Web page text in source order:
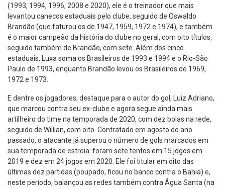
(1993, 1994, 1996, 2008 e 2020), ele é o treinador que mais
levantou canecos estaduais pelo clube, seguido de Oswaldo
Brandão (que faturou os de 1947, 1959, 1972 e 1974), e também
é o maior campeão da história do clube no geral, com oito títulos,
seguido também de Brandão, com sete. Além dos cinco
estaduais, Luxa soma os Brasileiros de 1993 e 1994 e o Rio-São
Paulo de 1993, enquanto Brandão levou os Brasileiros de 1969,
1972 e 1973.
E dentre os jogadores, destaque para o autor do gol, Luiz Adriano,
que marcou contra seu ex-clube e agora segue ainda mais
artilheiro do time na temporada de 2020, com dez bolas na rede,
seguido de Willian, com oito. Contratado em agosto do ano
passado, o atacante já superou o número de gols marcados em
sua temporada de estreia: foram sete tentos em 15 jogos em
2019 e dez em 24 jogos em 2020. Ele foi titular em oito das
últimas dez partidas (poupado, ficou no banco contra o Bahia) e,
neste período, balançou as redes também contra Água Santa (na